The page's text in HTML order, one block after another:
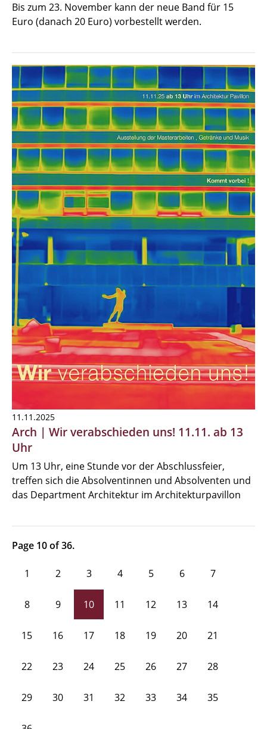
Bis zum 23. November kann der neue Band für 15
Euro (danach 20 Euro) vorbestellt werden.
11.11.2025
Arch | Wir verabschieden uns! 11.11. ab 13
Uhr
Um 13 Uhr, eine Stunde vor der Abschlussfeier,
treffen sich die Absolventinnen und Absolventen und
das Department Architektur im Architekturpavillon
Page 10 of 36.
1 2 3 4 5 6 7
8 9 10 11 12 13 14
15 16 17 18 19 20 21
22 23 24 25 26 27 28
29 30 31 32 33 34 35